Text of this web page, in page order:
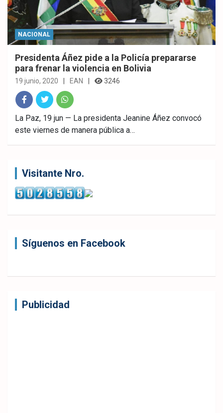
NACIONAL
Presidenta Áñez pide a la Policía prepararse
para frenar la violencia en Bolivia
19 junio, 2020 EAN 3246
Fac
ebo
Twitt
er
What
sAp
La Paz, 19 jun — La presidenta Jeanine Áñez convocó
este viernes de manera pública a…
Visitante Nro.
Síguenos en Facebook
Publicidad